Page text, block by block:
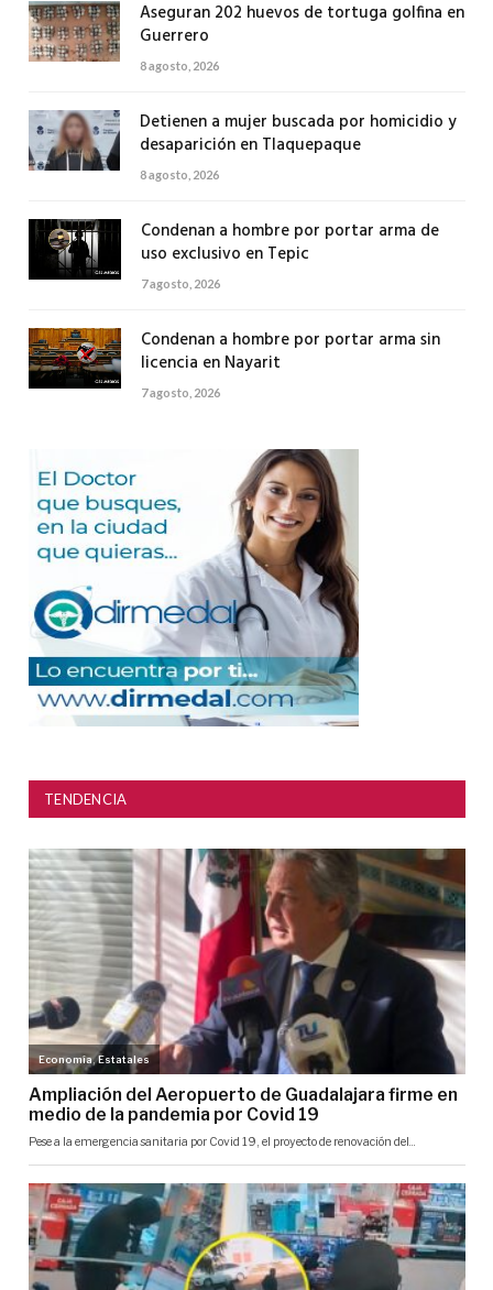
Aseguran 202 huevos de tortuga golfina en
Guerrero
8 agosto, 2026
Detienen a mujer buscada por homicidio y
desaparición en Tlaquepaque
8 agosto, 2026
Condenan a hombre por portar arma de
uso exclusivo en Tepic
7 agosto, 2026
Condenan a hombre por portar arma sin
licencia en Nayarit
7 agosto, 2026
TENDENCIA